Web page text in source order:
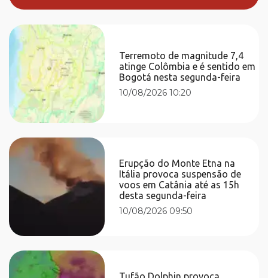
Terremoto de magnitude 7,4
atinge Colômbia e é sentido em
Bogotá nesta segunda-feira
10/08/2026 10:20
Erupção do Monte Etna na
Itália provoca suspensão de
voos em Catânia até as 15h
desta segunda-feira
10/08/2026 09:50